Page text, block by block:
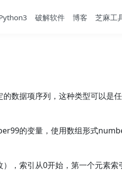
破解软件 博客 芝麻工
数据项序列，这种类型可以是
的变量，使用数组形式
，索引从0开始，第一个元素索